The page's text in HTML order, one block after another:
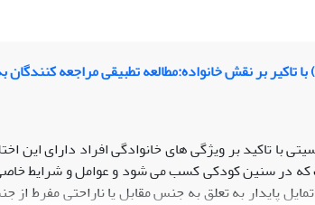
بر نقش خانواده:مطالعه تطبیقی مراجعه کنندگان
با تاکید بر ویژگی های خانوادگی افراد دارای این
که در سنین کودکی کسب می شود و عوامل و شرایط
پایدار به تعلق به جنس مقابل یا ناراحتی